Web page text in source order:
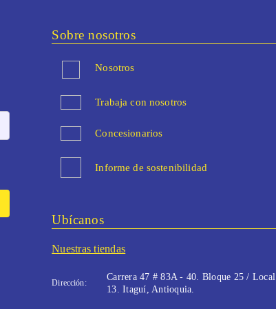
Sobre nosotros
Nosotros
Trabaja con nosotros
Concesionarios
Informe de sostenibilidad
Ubícanos
Nuestras tiendas
Dirección:
Carrera 47 # 83A - 40. Bloque 25 / Local
13. Itaguí, Antioquia.